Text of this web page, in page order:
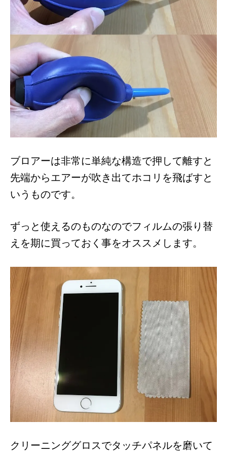
ブロアーは非常に単純な構造で押して離すと
先端からエアーが吹き出てホコリを飛ばすと
いうものです。
ずっと使えるのものなのでフィルムの張り替
えを期に買っておく事をオススメします。
クリーニンググロスでタッチパネルを磨いて